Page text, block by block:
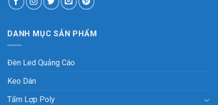
DANH MỤC SẢN PHẨM
Đèn Led Quảng Cáo
Keo Dán
Tấm Lợp Poly